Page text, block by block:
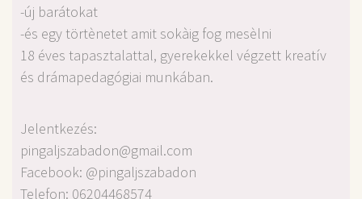
-új barátokat
-és egy törtènetet amit sokàig fog mesèlni
18 éves tapasztalattal, gyerekekkel végzett kreatív
és drámapedagógiai munkában.
Jelentkezés:
pingaljszabadon@gmail.com
Facebook: @pingaljszabadon
Telefon: 06204468574